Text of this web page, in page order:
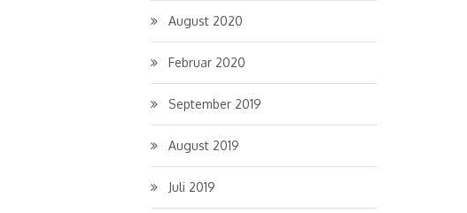
August 2020
Februar 2020
September 2019
August 2019
Juli 2019